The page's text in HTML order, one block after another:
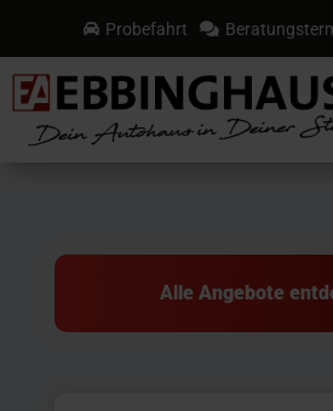
 Probefahrt 
Alle Angebote